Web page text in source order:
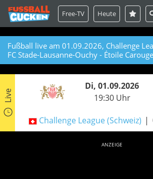
Free-TV Heute
Fußball live am 01.09.2026, Challenge
FC Stade-Lausanne-Ouchy - Étoile
Live
Di, 01.09.2026
19:30 Uhr
Challenge League (Schweiz)
ANZEIGE